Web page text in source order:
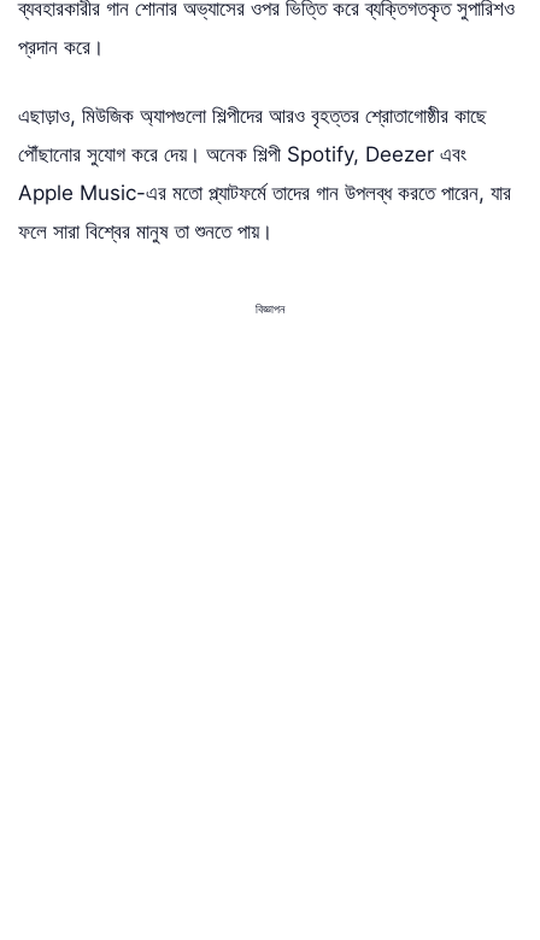
ব্যবহারকারীর গান শোনার অভ্যাসের ওপর ভিত্তি করে ব্যক্তিগতকৃত সুপারিশও
প্রদান করে।
এছাড়াও, মিউজিক অ্যাপগুলো শিল্পীদের আরও বৃহত্তর শ্রোতাগোষ্ঠীর কাছে
পৌঁছানোর সুযোগ করে দেয়। অনেক শিল্পী Spotify, Deezer এবং
Apple Music-এর মতো প্ল্যাটফর্মে তাদের গান উপলব্ধ করতে পারেন, যার
ফলে সারা বিশ্বের মানুষ তা শুনতে পায়।
বিজ্ঞাপন